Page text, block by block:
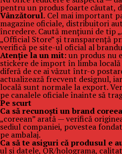
pentru un produs foarte căutat,
Vânzătorul. Cel mai important
magazine oficiale, distribuitori
încredere. Caută mențiuni de tip
„Official Store” și transparență
verifică pe site-ul oficial al
Atenție la un mit:un produs nu
stickere de import în limba
diferă de ce ai văzut într-o
actualizează frecvent designul,
locală sunt normale la export.
pe canalele oficiale înainte să
Pe scurt
Ca să recunoști un brand
„coreean” arată — verifică
sediul companiei, povestea
pe ambalaj.
Ca să te asiguri că produsul e
ul și datele, QR/holograma,